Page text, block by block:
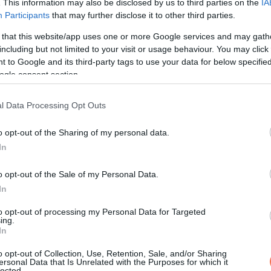
This information may also be disclosed by us to third parties on the
Participants that may further disclose it to other third parties.
that this website/app uses one or more Google services and may
but not limited to your visit or usage behaviour. You may
to Google and its third-party tags to use your data for below
consent section.
Data Processing Opt Outs
opt-out of the Sharing of my personal data.
opt-out of the Sale of my Personal Data.
opt-out of processing my Personal Data for Targeted
opt-out of Collection, Use, Retention, Sale, and/or Sharing
Data that Is Unrelated with the Purposes for which it
ki kell találnunk, hogy melyik kereszteződésről van szó” –
ismerünk – az egyik irányítatlan, a másik vagy
a tőle jobbra lévő járműnek” – magyarázza tovább. Ebben